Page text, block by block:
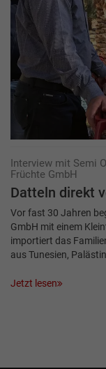
Interview mit Semi
Früchte GmbH
Datteln direkt
Vor fast 30 Jahren
GmbH mit einem
importiert das
aus Tunesien,
Jetzt lesen